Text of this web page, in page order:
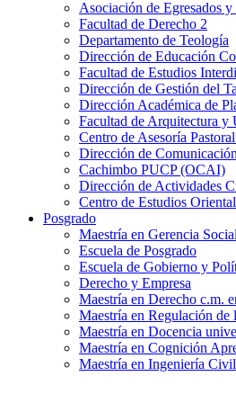
Asociación de Egresados y
Facultad de Derecho 2
Departamento de Teología
Dirección de Educación
Facultad de Estudios
Dirección de Gestión del
Dirección Académica de
Facultad de Arquitectura y
Centro de Asesoría
Dirección de
Cachimbo PUCP (OCAI)
Dirección de Actividades
Centro de Estudios
Posgrado
Maestría en Gerencia Social
Escuela de Posgrado
Escuela de Gobierno y
Derecho y Empresa
Maestría en Derecho c.m.
Maestría en Regulación de
Maestría en Docencia
Maestría en Cognición
Maestría en Ingeniería Civil